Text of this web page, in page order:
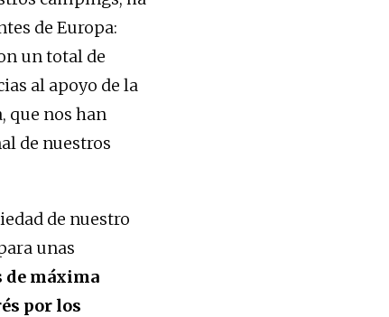
de Europa:
un total de
al apoyo de la
que nos han
de nuestros
de nuestro
unas
de máxima
por los